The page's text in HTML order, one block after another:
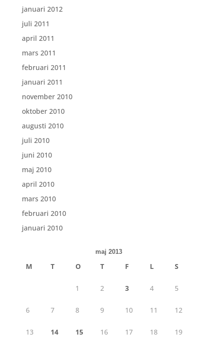
januari 2012
juli 2011
april 2011
mars 2011
februari 2011
januari 2011
november 2010
oktober 2010
augusti 2010
juli 2010
juni 2010
maj 2010
april 2010
mars 2010
februari 2010
januari 2010
maj 2013
M T O T F L S
1 2 3 4 5
6 7 8 9 10 11 12
13 14 15 16 17 18 19